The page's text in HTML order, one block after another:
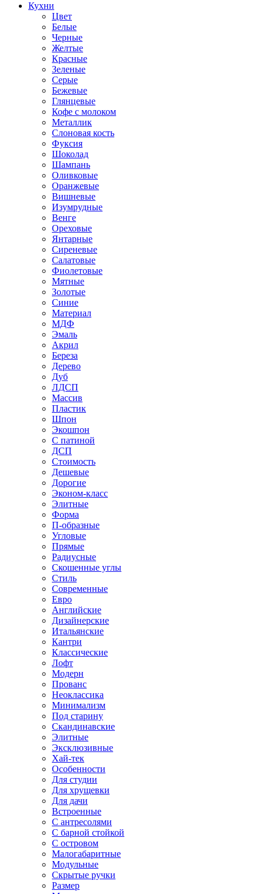
Кухни
Цвет
Белые
Черные
Желтые
Красные
Зеленые
Серые
Бежевые
Глянцевые
Кофе с молоком
Металлик
Слоновая кость
Фуксия
Шоколад
Шампань
Оливковые
Оранжевые
Вишневые
Изумрудные
Венге
Ореховые
Янтарные
Сиреневые
Салатовые
Фиолетовые
Мятные
Золотые
Синие
Материал
МДФ
Эмаль
Акрил
Береза
Дерево
Дуб
ЛДСП
Массив
Пластик
Шпон
Экошпон
С патиной
ДСП
Стоимость
Дешевые
Дорогие
Эконом-класс
Элитные
Форма
П-образные
Угловые
Прямые
Радиусные
Скошенные углы
Стиль
Современные
Евро
Английские
Дизайнерские
Итальянские
Кантри
Классические
Лофт
Модерн
Прованс
Неоклассика
Минимализм
Под старину
Скандинавские
Элитные
Эксклюзивные
Хай-тек
Особенности
Для студии
Для хрущевки
Для дачи
Встроенные
С антресолями
С барной стойкой
С островом
Малогабаритные
Модульные
Скрытые ручки
Размер